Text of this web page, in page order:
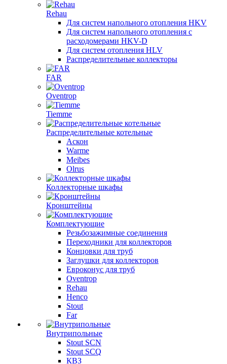
Rehau
Для систем напольного отопления HKV
Для систем напольного отопления с
расходомерами HKV-D
Для систем отопления HLV
Распределительные коллекторы
FAR
Oventrop
Tiemme
Распределительные котельные
Аскон
Warme
Meibes
Olrus
Коллекторные шкафы
Кронштейны
Комплектующие
Резьбозажимные соединения
Переходники для коллекторов
Концовки для труб
Заглушки для коллекторов
Евроконус для труб
Oventrop
Rehau
Henco
Stout
Far
Внутрипольные
Stout SCN
Stout SCQ
КВЗ